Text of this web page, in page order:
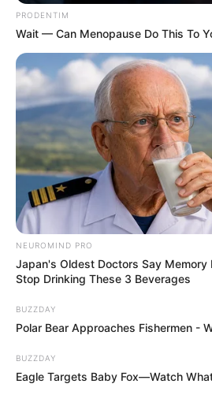
PRODENTIM
Wait — Can Menopause Do This To
NEUROMIND PRO
Japan's Oldest Doctors Say
Stop Drinking These 3 Beverages
BUZZDAY
Polar Bear Approaches Fishermen -
BUZZDAY
Eagle Targets Baby Fox—Watch